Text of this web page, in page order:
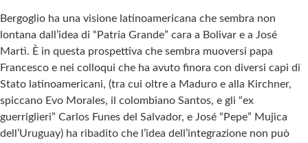
Bergoglio ha una visione latinoamericana che sembra non
lontana dall’idea di “Patria Grande” cara a Bolivar e a José
Martì. È in questa prospettiva che sembra muoversi papa
Francesco e nei colloqui che ha avuto finora con diversi capi di
Stato latinoamericani, (tra cui oltre a Maduro e alla Kirchner,
spiccano Evo Morales, il colombiano Santos, e gli “ex
guerriglieri” Carlos Funes del Salvador, e José “Pepe” Mujica
dell’Uruguay) ha ribadito che l’idea dell’integrazione non può